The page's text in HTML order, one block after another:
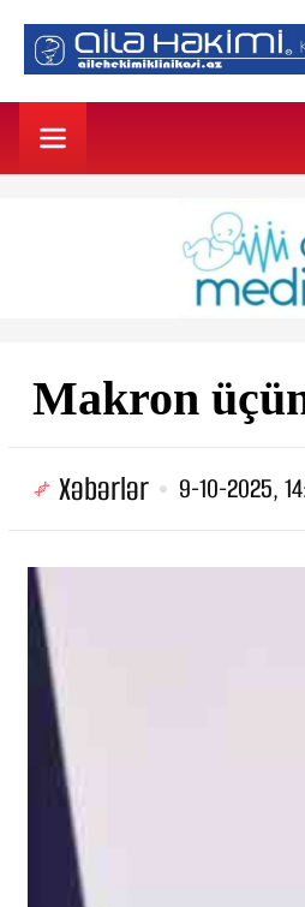
Makron
Xəbərlər 9-10-2025,